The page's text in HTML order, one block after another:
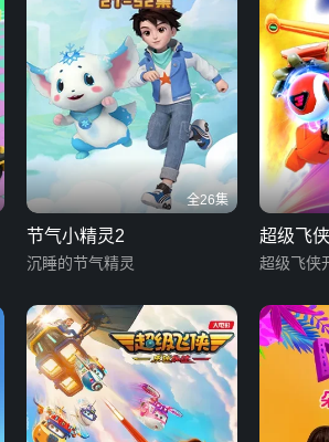
全26集
节气小精灵2
沉睡的节气精灵
超级飞
超级飞侠